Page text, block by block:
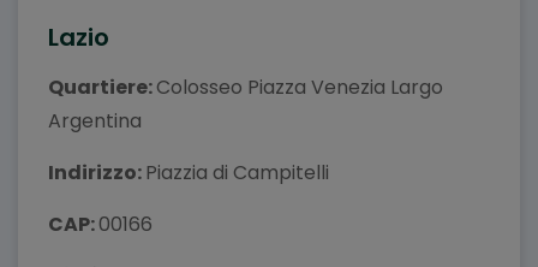
Lazio
Quartiere:Colosseo Piazza Venezia Largo
Argentina
Indirizzo:Piazzia di Campitelli
CAP:00166